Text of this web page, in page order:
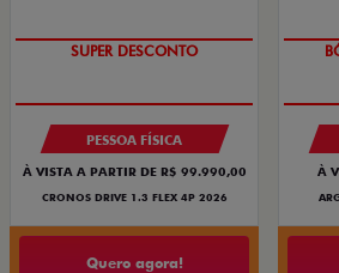
SUPER DESCONTO
PESSOA FÍSICA
À VISTA A PARTIR DE R$ 99.990,00
CRONOS DRIVE 1.3 FLEX 4P 2026
Quero agora!
À